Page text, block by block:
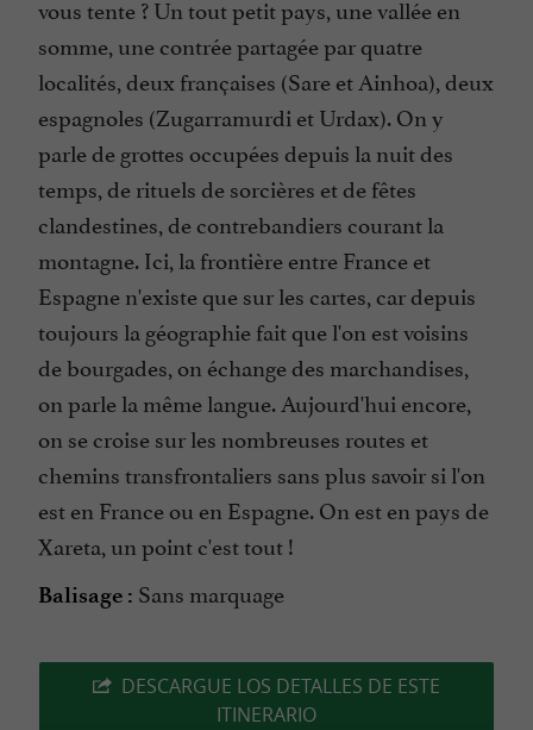
vous tente ? Un tout petit pays, une vallée en
somme, une contrée partagée par quatre
localités, deux françaises (Sare et Ainhoa), deux
espagnoles (Zugarramurdi et Urdax). On y
parle de grottes occupées depuis la nuit des
temps, de rituels de sorcières et de fêtes
clandestines, de contrebandiers courant la
montagne. Ici, la frontière entre France et
Espagne n'existe que sur les cartes, car depuis
toujours la géographie fait que l'on est voisins
de bourgades, on échange des marchandises,
on parle la même langue. Aujourd'hui encore,
on se croise sur les nombreuses routes et
chemins transfrontaliers sans plus savoir si l'on
est en France ou en Espagne. On est en pays de
Xareta, un point c'est tout !
Balisage : Sans marquage
DESCARGUE LOS DETALLES DE ESTE
ITINERARIO